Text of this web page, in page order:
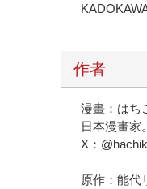
作者
漫畫：はち
日本漫畫家
X：
原作：能代